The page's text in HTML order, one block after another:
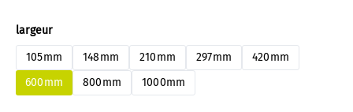
Sélectionnez
largeur
105mm
148mm 210mm 297mm
420mm
600mm
800mm 1000mm